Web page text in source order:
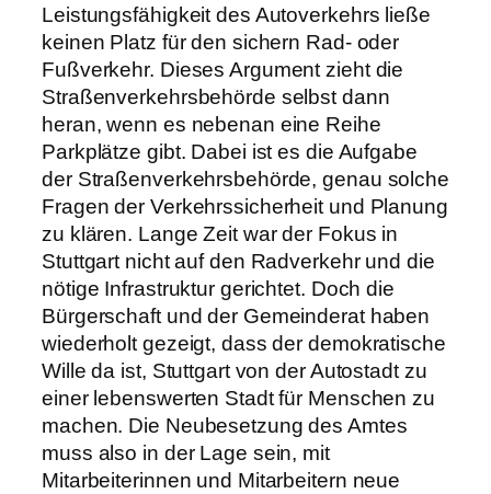
Leistungsfähigkeit des Autoverkehrs ließe
keinen Platz für den sichern Rad- oder
Fußverkehr. Dieses Argument zieht die
Straßenverkehrsbehörde selbst dann
heran, wenn es nebenan eine Reihe
Parkplätze gibt. Dabei ist es die Aufgabe
der Straßenverkehrsbehörde, genau solche
Fragen der Verkehrssicherheit und Planung
zu klären. Lange Zeit war der Fokus in
Stuttgart nicht auf den Radverkehr und die
nötige Infrastruktur gerichtet. Doch die
Bürgerschaft und der Gemeinderat haben
wiederholt gezeigt, dass der demokratische
Wille da ist, Stuttgart von der Autostadt zu
einer lebenswerten Stadt für Menschen zu
machen. Die Neubesetzung des Amtes
muss also in der Lage sein, mit
Mitarbeiterinnen und Mitarbeitern neue